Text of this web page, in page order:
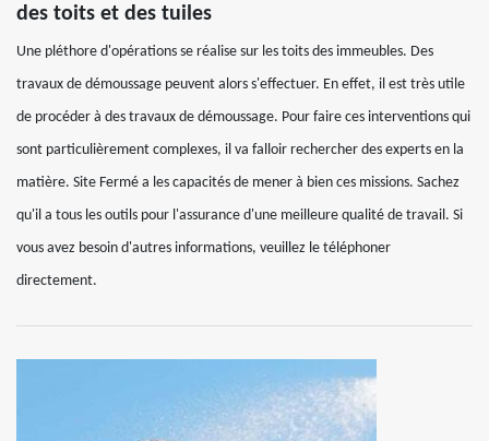
des toits et des tuiles
Une pléthore d'opérations se réalise sur les toits des immeubles. Des
travaux de démoussage peuvent alors s'effectuer. En effet, il est très utile
de procéder à des travaux de démoussage. Pour faire ces interventions qui
sont particulièrement complexes, il va falloir rechercher des experts en la
matière. Site Fermé a les capacités de mener à bien ces missions. Sachez
qu'il a tous les outils pour l'assurance d'une meilleure qualité de travail. Si
vous avez besoin d'autres informations, veuillez le téléphoner
directement.